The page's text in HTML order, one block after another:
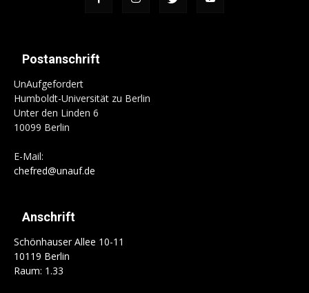
Postanschrift
UnAufgefordert
Humboldt-Universität zu Berlin
Unter den Linden 6
10099 Berlin
E-Mail:
chefred@unauf.de
Anschrift
Schönhauser Allee 10-11
10119 Berlin
Raum: 1.33